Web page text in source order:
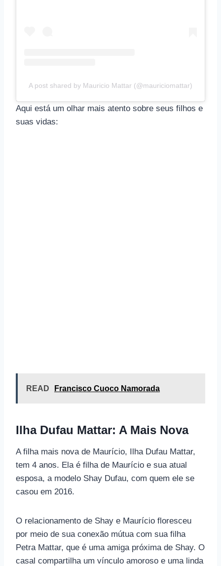
A post shared by Mauricio Mattar (@mauriciomattar)
Aqui está um olhar mais atento sobre seus filhos e
suas vidas:
READ Francisco Cuoco Namorada
Ilha Dufau Mattar: A Mais Nova
A filha mais nova de Maurício, Ilha Dufau Mattar,
tem 4 anos. Ela é filha de Maurício e sua atual
esposa, a modelo Shay Dufau, com quem ele se
casou em 2016.
O relacionamento de Shay e Maurício floresceu
por meio de sua conexão mútua com sua filha
Petra Mattar, que é uma amiga próxima de Shay. O
casal compartilha um vínculo amoroso e uma linda